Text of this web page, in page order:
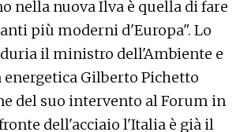
nella nuova Ilva è quella di fare
più moderni d'Europa". Lo
il ministro dell'Ambiente e
energetica Gilberto Pichetto
del suo intervento al Forum in
dell'acciaio l'Italia è già il